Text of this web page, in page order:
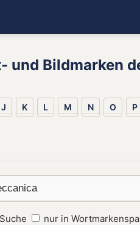
und Bildmarken
J K L M N O P
Suche nur in